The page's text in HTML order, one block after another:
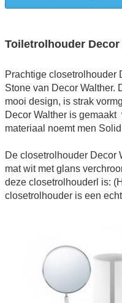
Toiletrolhouder
Prachtige closetrolhouder
Stone van Decor Walther.
mooi design, is strak
Decor Walther is gemaakt
materiaal noemt men
De closetrolhouder Decor
mat wit met glans
deze closetrolhouder is:
closetrolhouder is een